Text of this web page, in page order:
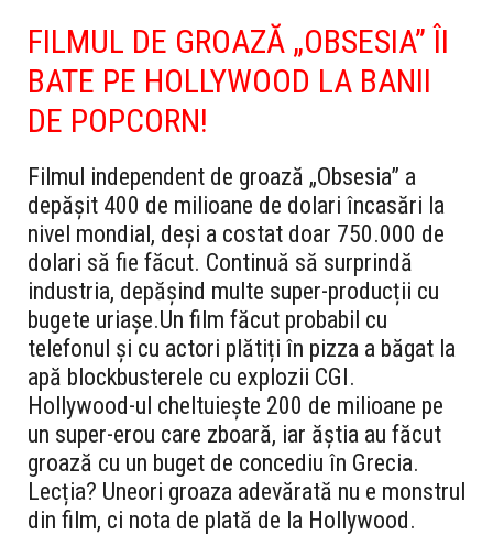
FILMUL DE GROAZĂ „OBSESIA” ÎI
BATE PE HOLLYWOOD LA BANII
DE POPCORN!
Filmul independent de groază „Obsesia” a
depășit 400 de milioane de dolari încasări la
nivel mondial, deși a costat doar 750.000 de
dolari să fie făcut. Continuă să surprindă
industria, depășind multe super-producții cu
bugete uriașe.Un film făcut probabil cu
telefonul și cu actori plătiți în pizza a băgat la
apă blockbusterele cu explozii CGI.
Hollywood-ul cheltuiește 200 de milioane pe
un super-erou care zboară, iar ăștia au făcut
groază cu un buget de concediu în Grecia.
Lecția? Uneori groaza adevărată nu e monstrul
din film, ci nota de plată de la Hollywood.